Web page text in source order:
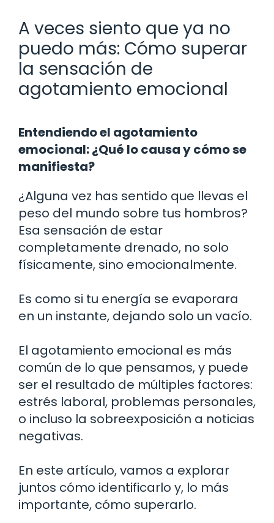
A veces siento que ya no
puedo más: Cómo superar
la sensación de
agotamiento emocional
Entendiendo el agotamiento
emocional: ¿Qué lo causa y cómo se
manifiesta?
¿Alguna vez has sentido que llevas el
peso del mundo sobre tus hombros?
Esa sensación de estar
completamente drenado, no solo
físicamente, sino emocionalmente.
Es como si tu energía se evaporara
en un instante, dejando solo un vacío.
El agotamiento emocional es más
común de lo que pensamos, y puede
ser el resultado de múltiples factores:
estrés laboral, problemas personales,
o incluso la sobreexposición a noticias
negativas.
En este artículo, vamos a explorar
juntos cómo identificarlo y, lo más
importante, cómo superarlo.